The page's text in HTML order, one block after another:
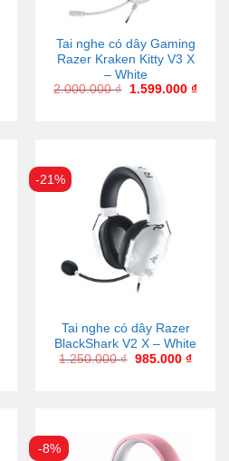
Tai nghe có dây Gaming
Razer Kraken Kitty V3 X
– White
2.000.000₫ 1.599.000 ₫
-21%
Tai nghe có dây Razer
BlackShark V2 X – White
1.250.000₫ 985.000 ₫
-8%